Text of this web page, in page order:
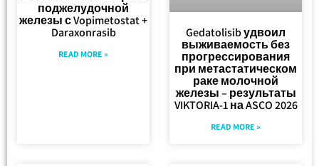
поджелудочной
железы с Vopimetostat +
Daraxonrasib
READ MORE »
Gedatolisib удвоил
выживаемость без
прогрессирования
при метастатическом
раке молочной
железы – результаты
VIKTORIA-1 на ASCO 2026
READ MORE »